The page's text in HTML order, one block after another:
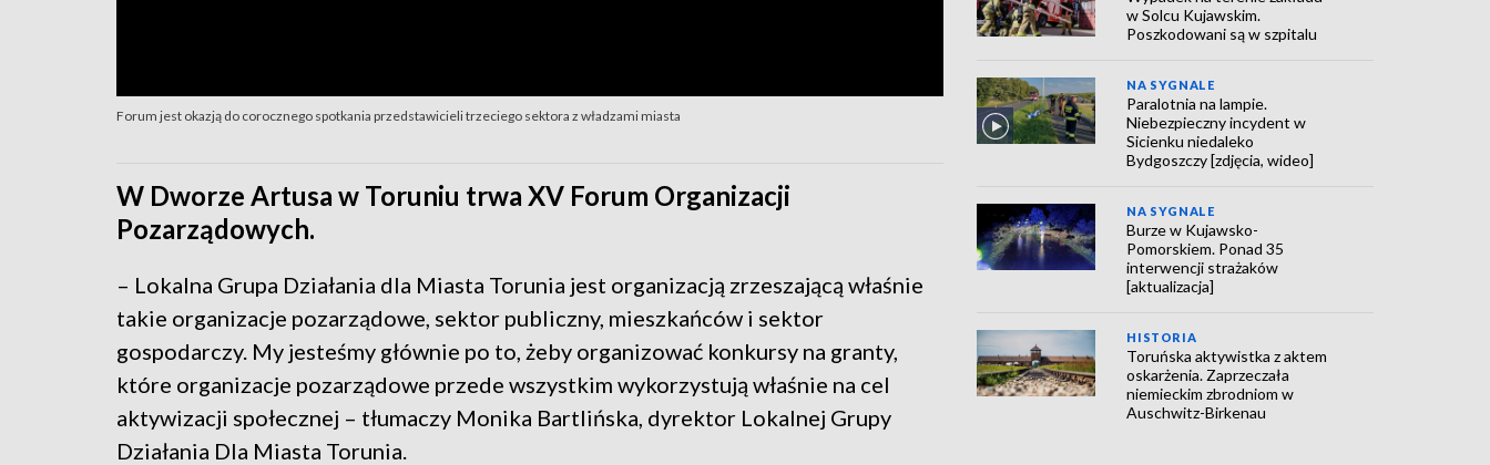
Forum jest okazją do corocznego spotkania przedstawicieli trzeciego sektora z władzami miasta
W Dworze Artusa w Toruniu trwa XV Forum Organizacji
Pozarządowych.
– Lokalna Grupa Działania dla Miasta Torunia jest organizacją zrzeszającą właśnie
takie organizacje pozarządowe, sektor publiczny, mieszkańców i sektor
gospodarczy. My jesteśmy głównie po to, żeby organizować konkursy na granty,
które organizacje pozarządowe przede wszystkim wykorzystują właśnie na cel
aktywizacji społecznej – tłumaczy Monika Bartlińska, dyrektor Lokalnej Grupy
Działania Dla Miasta Torunia.
w Solcu Kujawskim.
Poszkodowani są w szpitalu
NA SYGNALE
Paralotnia na lampie.
Niebezpieczny incydent w
Sicienku niedaleko
Bydgoszczy [zdjęcia, wideo]
NA SYGNALE
Burze w Kujawsko-
Pomorskiem. Ponad 35
interwencji strażaków
[aktualizacja]
HISTORIA
Toruńska aktywistka z aktem
oskarżenia. Zaprzeczała
niemieckim zbrodniom w
Auschwitz-Birkenau